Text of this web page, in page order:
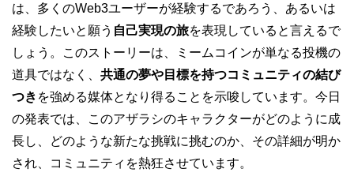
は、多くのWeb3ユーザーが経験するであろう、あるいは
経験したいと願う 自己実現の旅を表現していると言えるで
しょう。このストーリーは、ミームコインが単なる投機の
道具ではなく、 共通の夢や目標を持つコミュニティの結び
つき を強める媒体となり得ることを示唆しています。今日
の発表では、このアザラシのキャラクターがどのように成
長し、どのような新たな挑戦に挑むのか、その詳細が明か
され、コミュニティを熱狂させています。